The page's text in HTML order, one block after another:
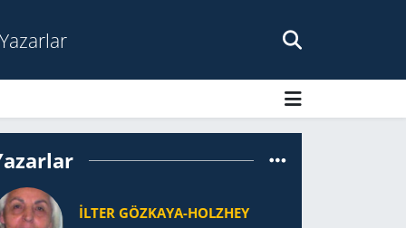
Yazarlar
İLTER GÖZKAYA-HOLZHEY